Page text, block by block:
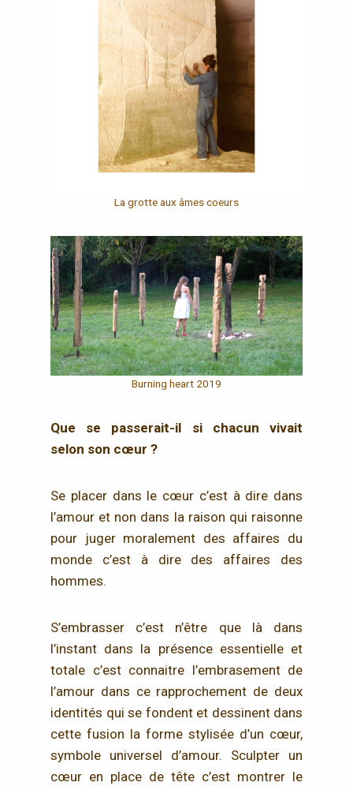
La grotte aux âmes coeurs
Burning heart 2019
Que se passerait-il si chacun vivait
selon son cœur ?
Se placer dans le cœur c’est à dire dans
l’amour et non dans la raison qui raisonne
pour juger moralement des affaires du
monde c’est à dire des affaires des
hommes.
S’embrasser c’est n’être que là dans
l’instant dans la présence essentielle et
totale c’est connaitre l’embrasement de
l’amour dans ce rapprochement de deux
identités qui se fondent et dessinent dans
cette fusion la forme stylisée d’un cœur,
symbole universel d’amour. Sculpter un
cœur en place de tête c’est montrer le